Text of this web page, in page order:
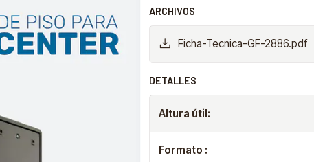
ARCHIVOS
Ficha-Tecnica-GF-2886.pdf
DETALLES
Altura útil:
Formato :